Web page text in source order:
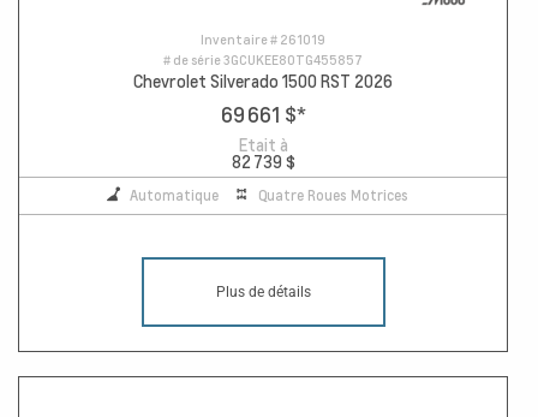
Inventaire # 261019
# de série3GCUKEE80TG455857
Chevrolet Silverado 1500 RST 2026
69 661 $*
Etait à
82 739 $
Automatique Quatre Roues Motrices
Plus de détails